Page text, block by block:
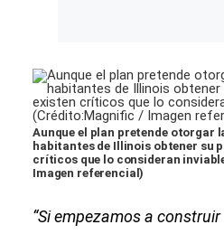
Aunque el plan pretende otorgar
habitantes de Illinois obtener su
críticos que lo consideran
Imagen referencial)
“Si empezamos a